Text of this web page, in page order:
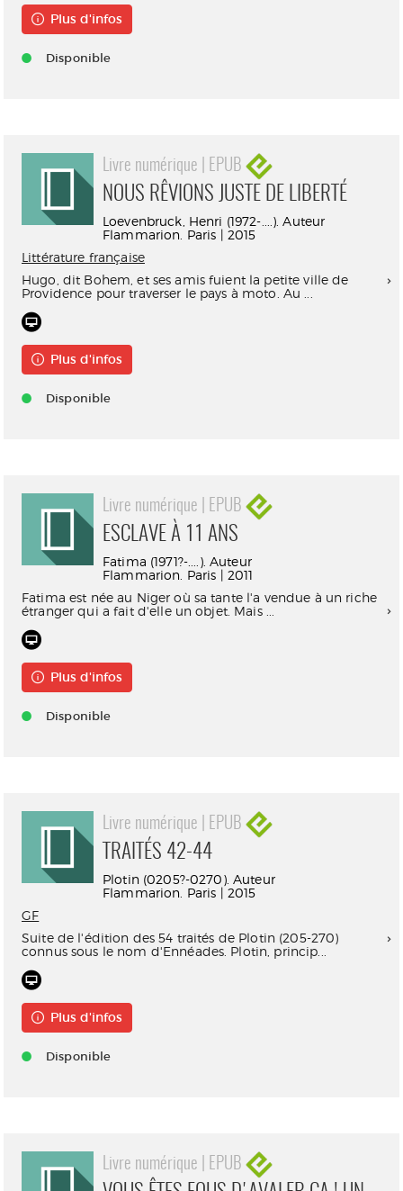
Plus d'infos
Disponible
Livre numérique | EPUB
NOUS RÊVIONS JUSTE DE LIBERTÉ
Loevenbruck, Henri (1972-....). Auteur
Flammarion. Paris | 2015
Littérature française
Hugo, dit Bohem, et ses amis fuient la petite ville de
Providence pour traverser le pays à moto. Au ...
Plus d'infos
Disponible
Livre numérique | EPUB
ESCLAVE À 11 ANS
Fatima (1971?-....). Auteur
Flammarion. Paris | 2011
Fatima est née au Niger où sa tante l'a vendue à un riche
étranger qui a fait d'elle un objet. Mais ...
Plus d'infos
Disponible
Livre numérique | EPUB
TRAITÉS 42-44
Plotin (0205?-0270). Auteur
Flammarion. Paris | 2015
GF
Suite de l'édition des 54 traités de Plotin (205-270)
connus sous le nom d'Ennéades. Plotin, princip...
Plus d'infos
Disponible
Livre numérique | EPUB